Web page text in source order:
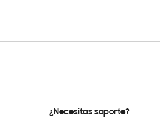
¿Necesitas soporte?